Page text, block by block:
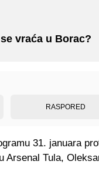
vraća u Borac?
RASPORED
31. januara
Arsenal Tula,